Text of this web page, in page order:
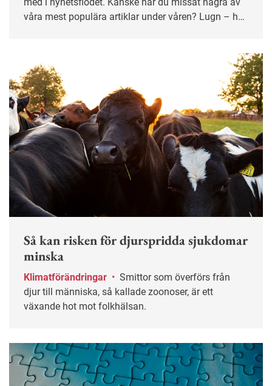
våra mest populära artiklar under våren? Lugn – här
Så kan risken för djurspridda sjukdomar
minska
Klimatförändringar •
djur till människa, så kallade zoonoser, är ett
växande hot mot folkhälsan.